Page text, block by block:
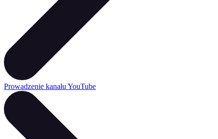
Prowadzenie kanału YouTube